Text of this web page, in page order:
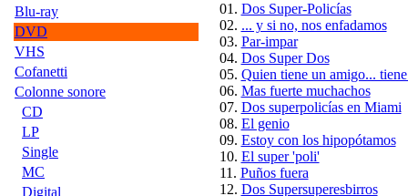
Blu-ray
DVD
VHS
Cofanetti
Colonne sonore
CD
LP
Single
MC
Digital
01. Dos Super-Policías
02. ... y si no, nos enfadamos
03. Par-impar
04. Dos Super Dos
05. Quien tiene un amigo...
06. Mas fuerte muchachos
07. Dos superpolicías en Miami
08. El genio
09. Estoy con los hipopótamos
10. El super 'poli'
11. Puños fuera
12. Dos Supersuperesbirros